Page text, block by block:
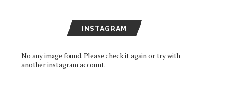
INSTAGRAM
No any image found. Please check it again or try with
another instagram account.